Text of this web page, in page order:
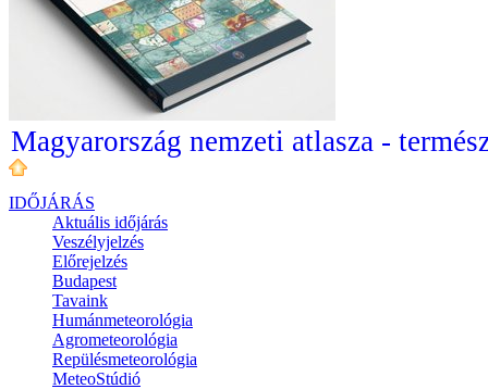
Magyarország nemzeti atlasza -
IDŐJÁRÁS
Aktuális időjárás
Veszélyjelzés
Előrejelzés
Budapest
Tavaink
Humánmeteorológia
Agrometeorológia
Repülésmeteorológia
MeteoStúdió